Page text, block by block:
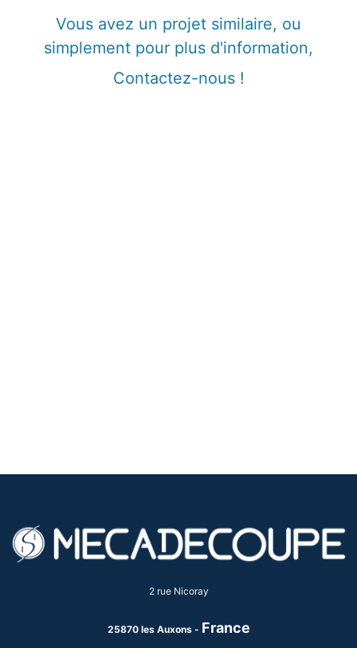
Vous avez un projet similaire, ou
simplement pour plus d'information,
Contactez-nous !
2 rue Nicoray
25870 les Auxons - France